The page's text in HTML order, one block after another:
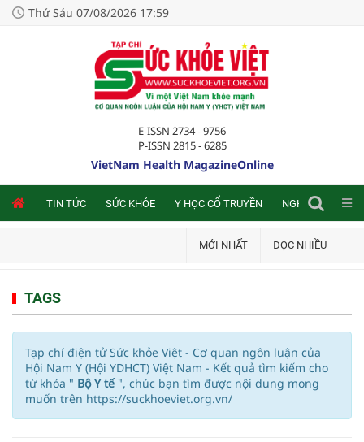
Thứ Sáu 07/08/2026 17:59
E-ISSN 2734 - 9756
P-ISSN 2815 - 6285
VietNam Health MagazineOnline
TIN TỨC SỨC KHỎE Y HỌC CỔ TRUYỀN NGHIÊN CỨU
MỚI NHẤT ĐỌC NHIỀU
TAGS
Tạp chí điện tử Sức khỏe Việt - Cơ quan ngôn luận của
Hội Nam Y (Hội YDHCT) Việt Nam - Kết quả tìm kiếm cho
từ khóa " Bộ Y tế ", chúc bạn tìm được nội dung mong
muốn trên https://suckhoeviet.org.vn/